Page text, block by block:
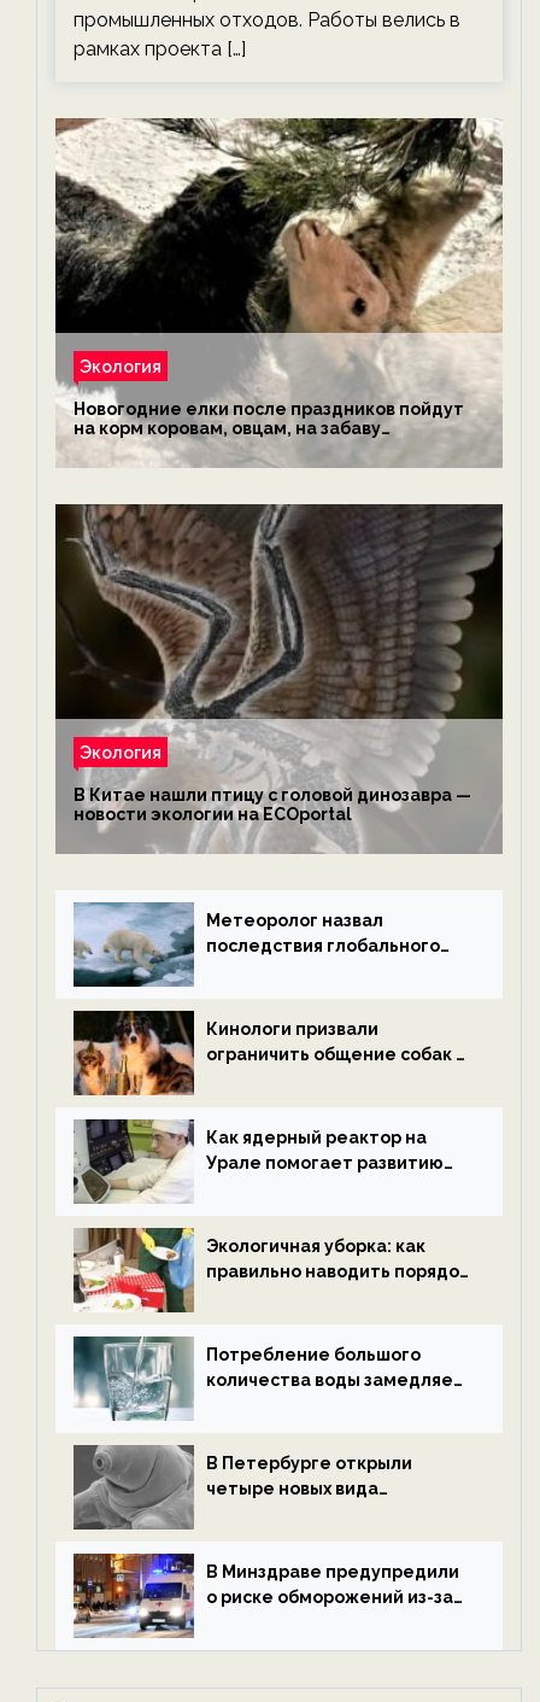
промышленных отходов. Работы велись в
рамках проекта […]
Экология
Новогодние елки после праздников пойдут
на корм коровам, овцам, на забаву
обезьянам, львам и леопардам — новости
экологии на ECOportal
Экология
В Китае нашли птицу с головой динозавра —
новости экологии на ECOportal
Метеоролог назвал
последствия глобального
ECOportal
Кинологи призвали
ограничить общение собак с
ECOportal
Как ядерный реактор на
Урале помогает развитию
ECOportal
Экологичная уборка: как
правильно наводить порядок
Потребление большого
количества воды замедляет
В Петербурге открыли
четыре новых вида
экологии на ECOportal
В Минздраве предупредили
о риске обморожений из-за
на ECOportal